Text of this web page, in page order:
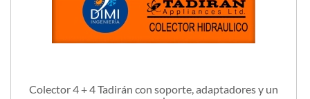
Colector 4 + 4 Tadirán con soporte, adaptadores y un